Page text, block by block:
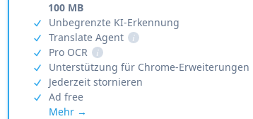
100 MB
Unbegrenzte KI-Erkennung
Translate Agent
i
Pro OCR
i
Unterstützung für Chrome-Erweiterungen
Jederzeit stornieren
Ad free
Mehr →